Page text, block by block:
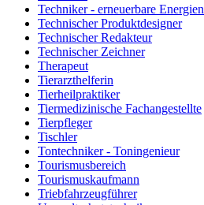
Techniker - erneuerbare Energien
Technischer Produktdesigner
Technischer Redakteur
Technischer Zeichner
Therapeut
Tierarzthelferin
Tierheilpraktiker
Tiermedizinische Fachangestellte
Tierpfleger
Tischler
Tontechniker - Toningenieur
Tourismusbereich
Tourismuskaufmann
Triebfahrzeugführer